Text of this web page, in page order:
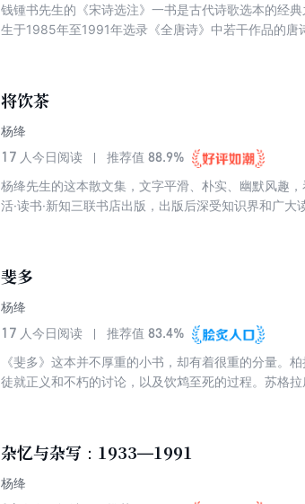
钱锺书先生的《宋诗选注》一书是古代诗歌选本的经
生于1985年至1991年选录《全唐诗》中若干作品的
将饮茶
杨绛
17 人今日阅读 推荐值 88.9%
杨绛先生的这本散文集，文字平滑、朴实、幽默风趣
活·读书·新知三联书店出版，出版后深受知识界和广
斐多
杨绛
17 人今日阅读 推荐值 83.4%
《斐多》这本并不厚重的小书，却有着很重的分量。
徒就正义和不朽的讨论，以及饮鸩至死的过程。苏格
杂忆与杂写：1933—1991
杨绛